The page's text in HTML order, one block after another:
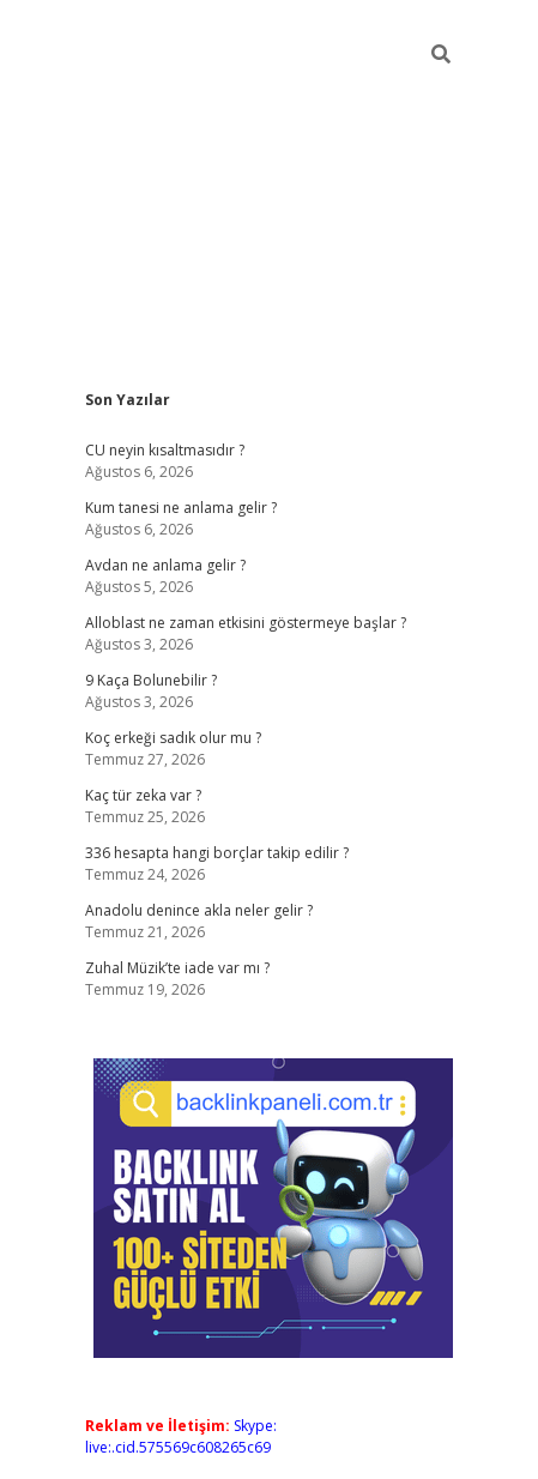
Sidebar
Son Yazılar
CU neyin kısaltmasıdır ?
Ağustos 6, 2026
Kum tanesi ne anlama gelir ?
Ağustos 6, 2026
Avdan ne anlama gelir ?
Ağustos 5, 2026
Alloblast ne zaman etkisini göstermeye başlar ?
Ağustos 3, 2026
9 Kaça Bolunebilir ?
Ağustos 3, 2026
Koç erkeği sadık olur mu ?
Temmuz 27, 2026
Kaç tür zeka var ?
Temmuz 25, 2026
336 hesapta hangi borçlar takip edilir ?
Temmuz 24, 2026
Anadolu denince akla neler gelir ?
Temmuz 21, 2026
Zuhal Müzik’te iade var mı ?
Temmuz 19, 2026
Reklam ve İletişim: Skype:
live:.cid.575569c608265c69